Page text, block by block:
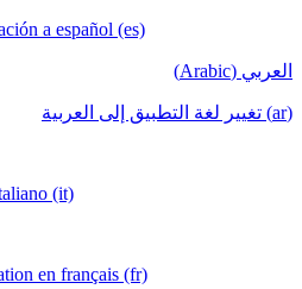
a español (es)
العربي (Arabic)
(ar) تغيير لغة التطبيق إلى العربية
(it)
en français (fr)